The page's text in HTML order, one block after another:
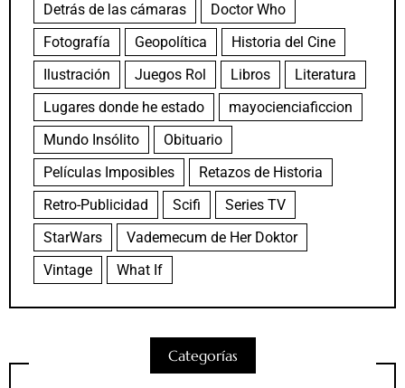
Detrás de las cámaras
Doctor Who
Fotografía
Geopolítica
Historia del Cine
Ilustración
Juegos Rol Libros
Literatura
Lugares donde he estado
mayocienciaficcion
Mundo Insólito
Obituario
Películas Imposibles
Retazos de Historia
Retro-Publicidad
Scifi
Series TV
StarWars
Vademecum de Her Doktor
Vintage
What If
Categorías